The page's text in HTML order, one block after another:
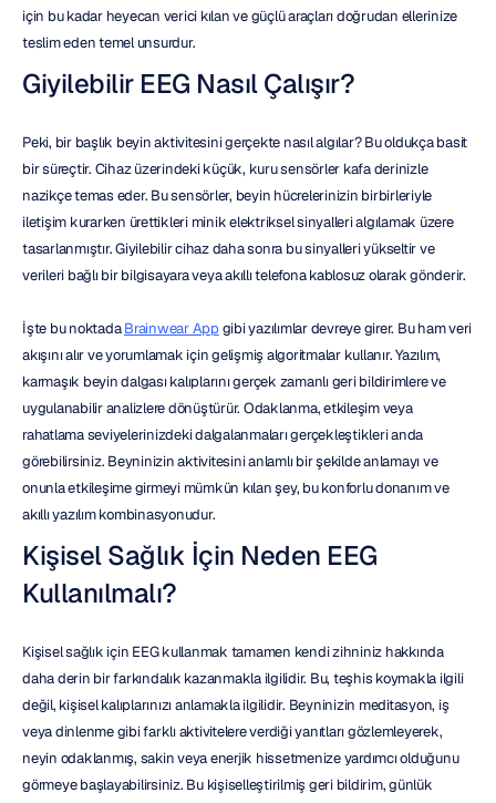
için bu kadar heyecan verici kılan ve güçlü araçları doğrudan ellerinize
teslim eden temel unsurdur.
Giyilebilir EEG Nasıl Çalışır?
Peki, bir başlık beyin aktivitesini gerçekte nasıl algılar? Bu oldukça basit
bir süreçtir. Cihaz üzerindeki küçük, kuru sensörler kafa derinizle
nazikçe temas eder. Bu sensörler, beyin hücrelerinizin birbirleriyle
iletişim kurarken ürettikleri minik elektriksel sinyalleri algılamak üzere
tasarlanmıştır. Giyilebilir cihaz daha sonra bu sinyalleri yükseltir ve
verileri bağlı bir bilgisayara veya akıllı telefona kablosuz olarak gönderir.
İşte bu noktada Brainwear App gibi yazılımlar devreye girer. Bu ham veri
akışını alır ve yorumlamak için gelişmiş algoritmalar kullanır. Yazılım,
karmaşık beyin dalgası kalıplarını gerçek zamanlı geri bildirimlere ve
uygulanabilir analizlere dönüştürür. Odaklanma, etkileşim veya
rahatlama seviyelerinizdeki dalgalanmaları gerçekleştikleri anda
görebilirsiniz. Beyninizin aktivitesini anlamlı bir şekilde anlamayı ve
onunla etkileşime girmeyi mümkün kılan şey, bu konforlu donanım ve
akıllı yazılım kombinasyonudur.
Kişisel Sağlık İçin Neden EEG
Kullanılmalı?
Kişisel sağlık için EEG kullanmak tamamen kendi zihniniz hakkında
daha derin bir farkındalık kazanmakla ilgilidir. Bu, teşhis koymakla ilgili
değil, kişisel kalıplarınızı anlamakla ilgilidir. Beyninizin meditasyon, iş
veya dinlenme gibi farklı aktivitelere verdiği yanıtları gözlemleyerek,
neyin odaklanmış, sakin veya enerjik hissetmenize yardımcı olduğunu
görmeye başlayabilirsiniz. Bu kişiselleştirilmiş geri bildirim, günlük